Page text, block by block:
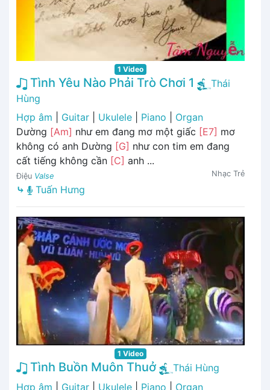
1 Video
Tình Yêu Nào Phải Trò Chơi 1
Thái
Hùng
Hợp âm
Guitar Ukulele Piano
Organ
Dường [Am] như em đang mơ một giấc [E7] mơ
không có anh Dường [G] như con tim em đang
cất tiếng không cần [C] anh ...
Điệu Valse Nhạc Trẻ
⤷ Tuấn Hưng
1 Video
Tình Buồn Muôn Thuở
Thái Hùng
Hợp âm
Guitar Ukulele Piano Organ